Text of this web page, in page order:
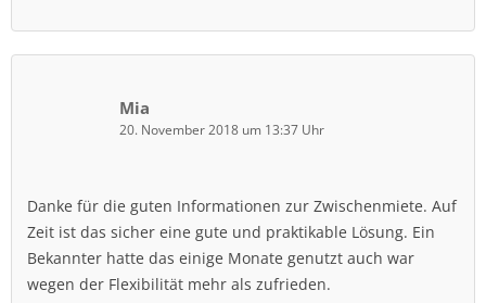
Mia
20. November 2018 um 13:37 Uhr
Danke für die guten Informationen zur Zwischenmiete. Auf
Zeit ist das sicher eine gute und praktikable Lösung. Ein
Bekannter hatte das einige Monate genutzt auch war
wegen der Flexibilität mehr als zufrieden.